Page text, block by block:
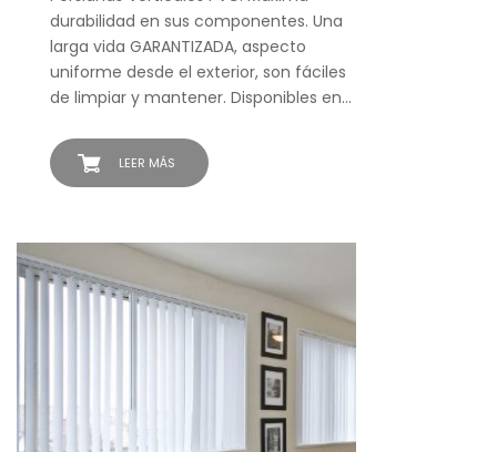
LEER MÁS
durabilidad en sus componentes. Una
larga vida GARANTIZADA, aspecto
uniforme desde el exterior, son fáciles
de limpiar y mantener. Disponibles en…